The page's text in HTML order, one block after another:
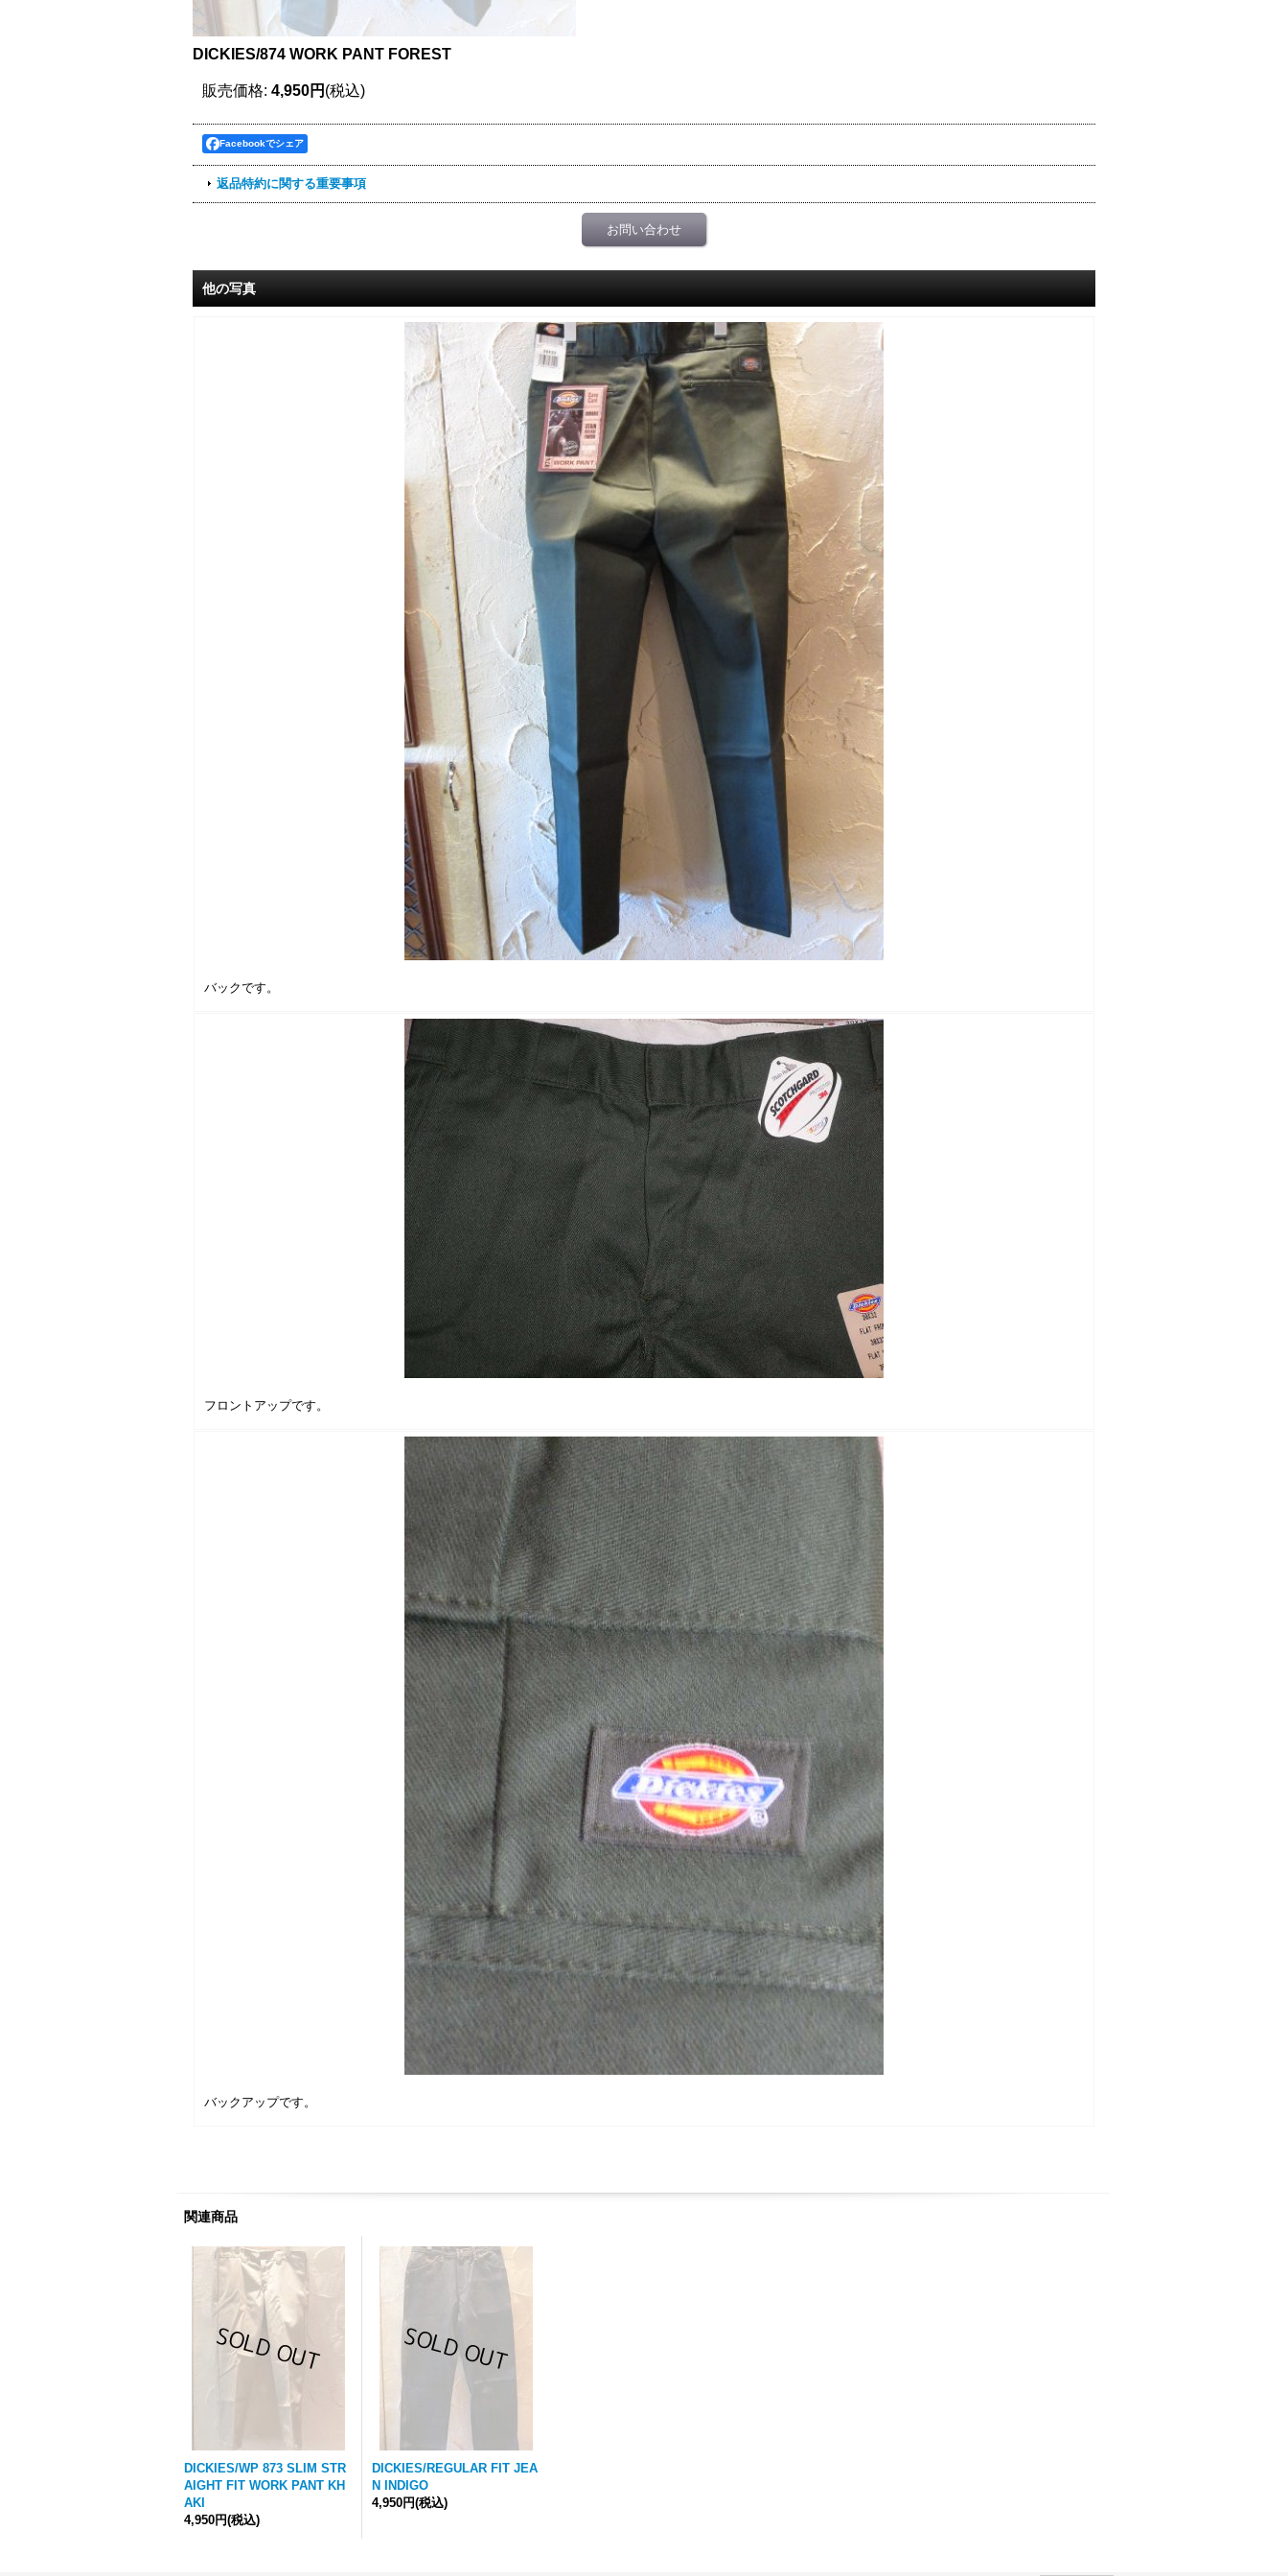
DICKIES/874 WORK PANT FOREST
販売価格: 4,950円 (税込)
Facebookでシェア
返品特約に関する重要事項
お問い合わせ
他の写真
バックです。
フロントアップです。
バックアップです。
関連商品
DICKIES/WP 873 SLIM STR
AIGHT FIT WORK PANT KH
AKI
4,950円(税込)
DICKIES/REGULAR FIT JEA
N INDIGO
4,950円(税込)